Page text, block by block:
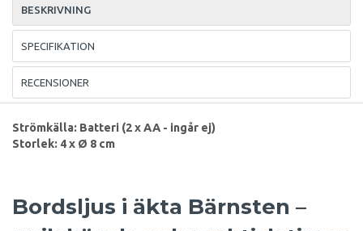
BESKRIVNING
SPECIFIKATION
RECENSIONER
Strömkälla: Batteri (2 x AA - ingår ej)
Storlek: 4 x Ø 8 cm
Bordsljus i äkta Bärnsten –